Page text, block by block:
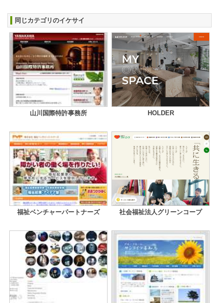
同じカテゴリのイケサイ
山川国際特許事務所 HOLDER
福祉ベンチャーパートナーズ 社会福祉法人グリーンコープ